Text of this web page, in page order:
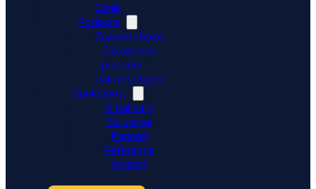
Ceník
Podpora
Znalostní báze
Zákaznická
podpora
Dativery Agent
Společnost
O Dativery
Co umíme
Partneři
Reference
Kontakt